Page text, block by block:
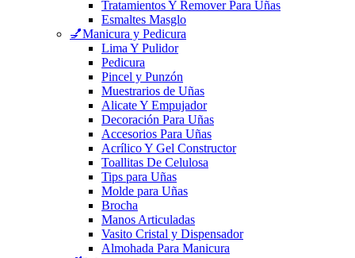
Tratamientos Y Remover Para Uñas
Esmaltes Masglo
💅Manicura y Pedicura
Lima Y Pulidor
Pedicura
Pincel y Punzón
Muestrarios de Uñas
Alicate Y Empujador
Decoración Para Uñas
Accesorios Para Uñas
Acrílico Y Gel Constructor
Toallitas De Celulosa
Tips para Uñas
Molde para Uñas
Brocha
Manos Articuladas
Vasito Cristal y Dispensador
Almohada Para Manicura